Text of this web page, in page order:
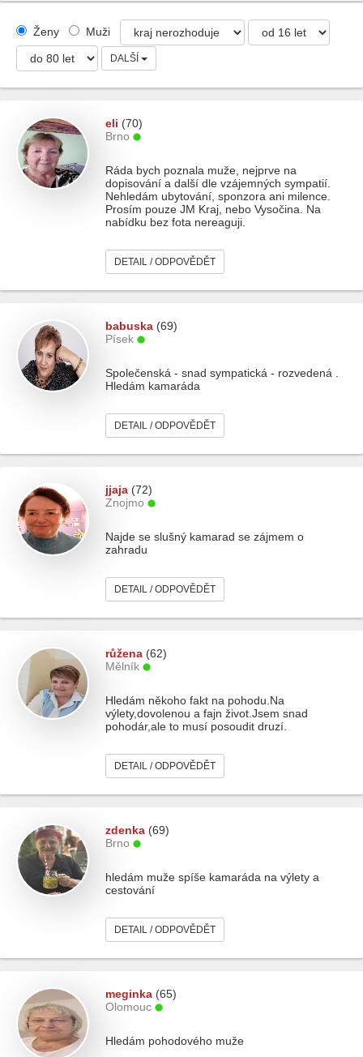
Ženy Muži
DALŠÍ
eli (70)
Brno
Ráda bych poznala muže, nejprve na
dopisování a další dle vzájemných sympatií.
Nehledám ubytování, sponzora ani milence.
Prosím pouze JM Kraj, nebo Vysočina. Na
nabídku bez fota nereaguji.
DETAIL / ODPOVĚDĚT
babuska (69)
Písek
Společenská - snad sympatická - rozvedená .
Hledám kamaráda
DETAIL / ODPOVĚDĚT
jjaja (72)
Znojmo
Najde se slušný kamarad se zájmem o
zahradu
DETAIL / ODPOVĚDĚT
růžena (62)
Mělník
Hledám někoho fakt na pohodu.Na
výlety,dovolenou a fajn život.Jsem snad
pohodár,ale to musí posoudit druzí.
DETAIL / ODPOVĚDĚT
zdenka (69)
Brno
hledám muže spíše kamaráda na výlety a
cestování
DETAIL / ODPOVĚDĚT
meginka (65)
Olomouc
Hledám pohodového muže